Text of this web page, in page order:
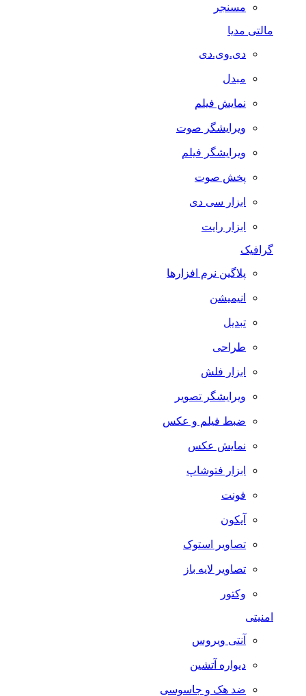
مسنجر
مالتی مدیا
دی.وی.دی
مبدل
نمایش فیلم
ویرایشگر صوت
ویرایشگر فیلم
پخش صوت
ابزار سی دی
ابزار رایت
گرافیک
پلاگین نرم افزارها
انیمیشن
تبدیل
طراحی
ابزار فلش
ویرایشگر تصویر
ضبط فيلم و عكس
نمایش عکس
ابزار فتوشاپ
فونت
آیکون
تصاویر استوک
تصاویر لایه باز
وکتور
امنیتی
آنتی ویروس
دیواره آتشین
ضد هک و جاسوسی